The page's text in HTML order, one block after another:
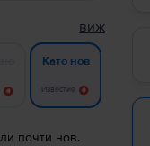
виж
Като нов
Известие
почти нов.